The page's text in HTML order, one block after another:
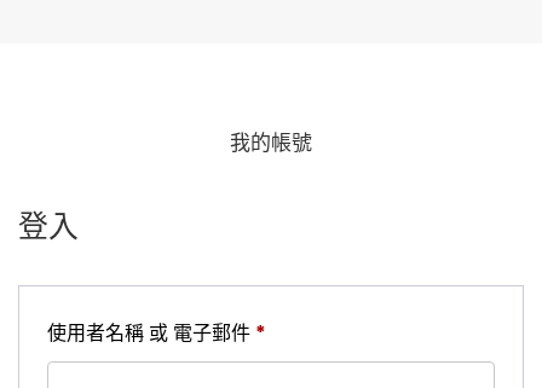
我的帳號
登入
使用者名稱 或 電子郵件 *
填